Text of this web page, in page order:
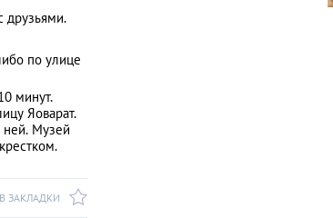
друзьями.
по улице
минут.
Яоварат.
ней. Музей
В ЗАКЛАДКИ